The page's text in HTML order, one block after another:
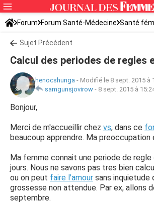
Forum Forum Santé-Médecine Santé
Ovulation
Sujet Précédent
Calcul des periodes de regles
henocshunga - Modifié le 8 sept. 2015 à
samgunsjovirow - 8 sept. 2015 à
Bonjour,
Merci de m'accueillir chez vs, dans ce
beaucoup apprendre. Ma preoccupation
Ma femme connait une periode de regle
jours. Nous ne savons pas tres bien
ou on peut faire l'amour sans inquietude
grossesse non attendue. Par ex, allons
septembre.